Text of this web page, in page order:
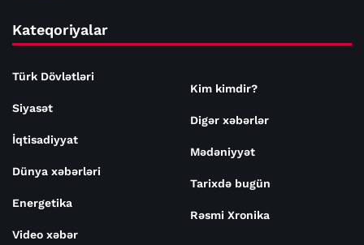
Kateqoriyalar
Türk Dövlətləri
Siyasət
İqtisadiyyat
Dünya xəbərləri
Energetika
Video xəbər
Kim kimdir?
Digər xəbərlər
Mədəniyyət
Tarixdə bugün
Rəsmi Xronika